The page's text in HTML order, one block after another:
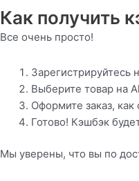
Как получить
Все очень просто!
Зарегистрируйтесь
Выберите товар на
Оформите заказ,
Готово! Кэшбэк
Мы уверены, что вы по